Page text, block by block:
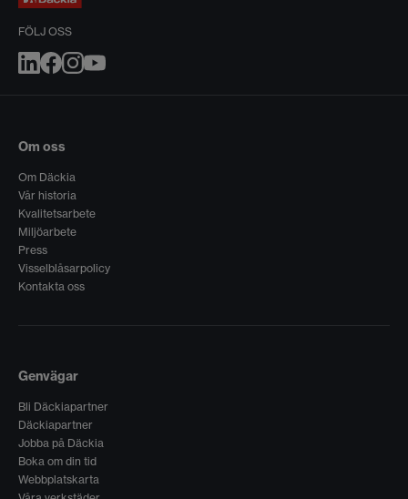
FÖLJ OSS
Om oss
Om Däckia
Vår historia
Kvalitetsarbete
Miljöarbete
Press
Visselblåsarpolicy
Kontakta oss
Genvägar
Bli Däckiapartner
Däckiapartner
Jobba på Däckia
Boka om din tid
Webbplatskarta